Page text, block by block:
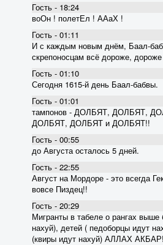
Гость - 18:24
воОн ! полетЕл ! ААаХ !
Гость - 01:11
И с каждым новым днём, Баал-
скрепоносцам всё дороже,
Гость - 01:10
Сегодня 1615-й день Баал-бабвы.
Гость - 01:01
тампонов - ДОЛБЯТ, ДОЛБЯТ,
ДОЛБЯТ, ДОЛБЯТ и ДОЛБЯТ!!
Гость - 00:55
до Августа осталось 5 дней.
Гость - 22:55
Август на Мордоре - это всегда
вовсе Пиздец!!
Гость - 20:29
Мигранты в табеле о рангах
нахуй), детей ( педоборцы идут
(квиры идут нахуй) АЛЛАХ АКБАР!